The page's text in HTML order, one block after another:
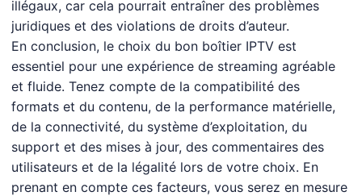
illégaux, car cela pourrait entraîner des problèmes
juridiques et des violations de droits d’auteur.
En conclusion, le choix du bon boîtier IPTV est
essentiel pour une expérience de streaming agréable
et fluide. Tenez compte de la compatibilité des
formats et du contenu, de la performance matérielle,
de la connectivité, du système d’exploitation, du
support et des mises à jour, des commentaires des
utilisateurs et de la légalité lors de votre choix. En
prenant en compte ces facteurs, vous serez en mesure